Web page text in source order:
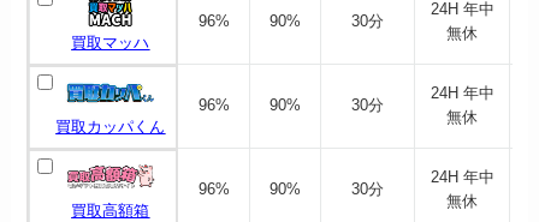
買取マッハ
96% 90% 30分
24H 年中
無休
買取カッパくん
96% 90% 30分
24H 年中
無休
買取高額箱
96% 90% 30分
24H 年中
無休